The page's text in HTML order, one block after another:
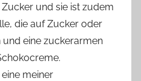
und sie ist zudem
die auf Zucker oder
eine zuckerarmen
eine meiner